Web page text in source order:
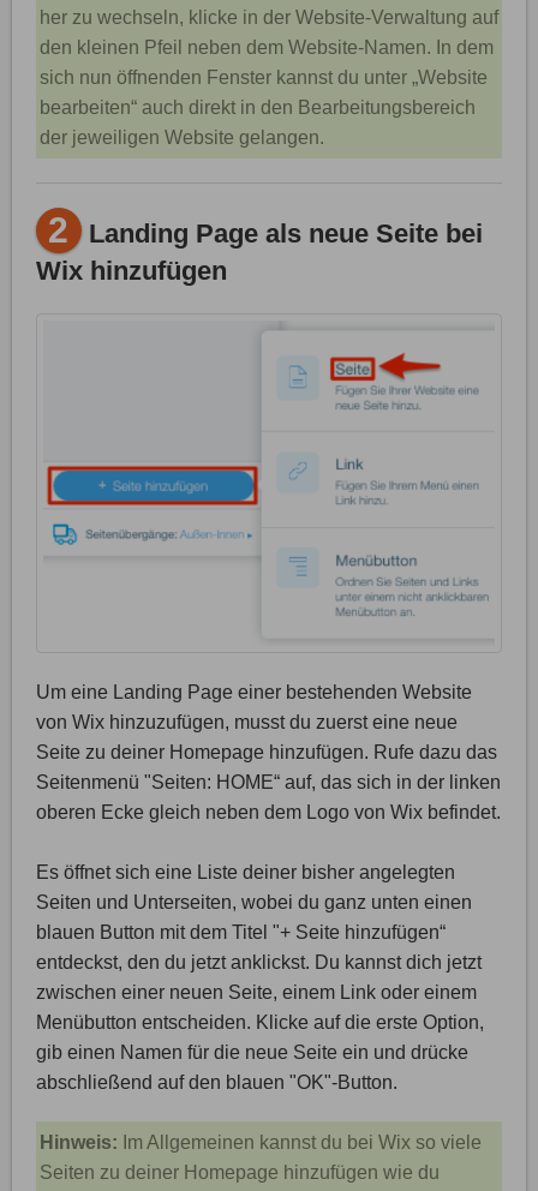
her zu wechseln, klicke in der Website-Verwaltung auf
den kleinen Pfeil neben dem Website-Namen. In dem
sich nun öffnenden Fenster kannst du unter „Website
bearbeiten“ auch direkt in den Bearbeitungsbereich
der jeweiligen Website gelangen.
2 Landing Page als neue Seite bei
Wix hinzufügen
Um eine Landing Page einer bestehenden Website
von Wix hinzuzufügen, musst du zuerst eine neue
Seite zu deiner Homepage hinzufügen. Rufe dazu das
Seitenmenü "Seiten: HOME“ auf, das sich in der linken
oberen Ecke gleich neben dem Logo von Wix befindet.
Es öffnet sich eine Liste deiner bisher angelegten
Seiten und Unterseiten, wobei du ganz unten einen
blauen Button mit dem Titel "+ Seite hinzufügen“
entdeckst, den du jetzt anklickst. Du kannst dich jetzt
zwischen einer neuen Seite, einem Link oder einem
Menübutton entscheiden. Klicke auf die erste Option,
gib einen Namen für die neue Seite ein und drücke
abschließend auf den blauen "OK"-Button.
Hinweis: Im Allgemeinen kannst du bei Wix so viele
Seiten zu deiner Homepage hinzufügen wie du